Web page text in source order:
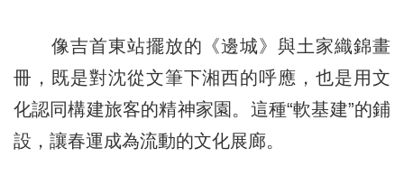
像吉首東站擺放的《邊城》與土家織錦畫
冊，既是對沈從文筆下湘西的呼應，也是用文
化認同構建旅客的精神家園。這種“軟基建”的鋪
設，讓春運成為流動的文化展廊。